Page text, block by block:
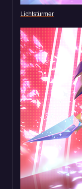
Lichtstürmer